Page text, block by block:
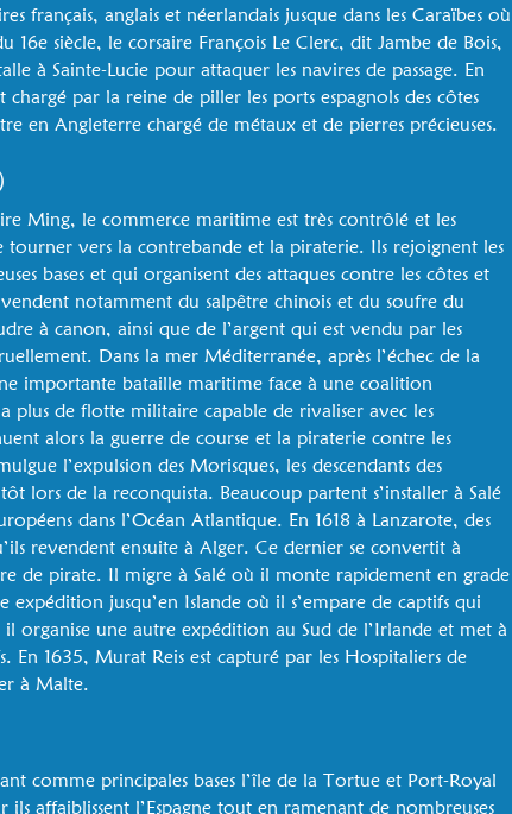
français, anglais et néerlandais jusque dans les Caraïbes où
siècle, le corsaire François Le Clerc, dit Jambe de Bois,
à Sainte-Lucie pour attaquer les navires de passage. En
chargé par la reine de piller les ports espagnols des côtes
en Angleterre chargé de métaux et de pierres précieuses.
Ming, le commerce maritime est très contrôlé et les
tourner vers la contrebande et la piraterie. Ils rejoignent les
bases et qui organisent des attaques contre les côtes et
notamment du salpêtre chinois et du soufre du
à canon, ainsi que de l’argent qui est vendu par les
Dans la mer Méditerranée, après l’échec de la
importante bataille maritime face à une coalition
plus de flotte militaire capable de rivaliser avec les
alors la guerre de course et la piraterie contre les
l’expulsion des Morisques, les descendants des
lors de la reconquista. Beaucoup partent s’installer à Salé
dans l’Océan Atlantique. En 1618 à Lanzarote, des
revendent ensuite à Alger. Ce dernier se convertit à
de pirate. Il migre à Salé où il monte rapidement en grade
jusqu’en Islande où il s’empare de captifs qui
organise une autre expédition au Sud de l’Irlande et met à
En 1635, Murat Reis est capturé par les Hospitaliers de
à Malte.
comme principales bases l’île de la Tortue et Port-Royal
affaiblissent l’Espagne tout en ramenant de nombreuses